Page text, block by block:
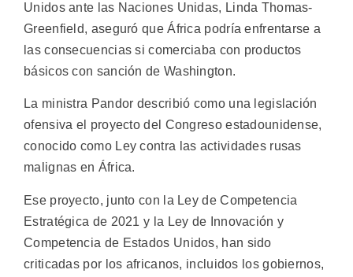
Unidos ante las Naciones Unidas, Linda Thomas-
Greenfield, aseguró que África podría enfrentarse a
las consecuencias si comerciaba con productos
básicos con sanción de Washington.
La ministra Pandor describió como una legislación
ofensiva el proyecto del Congreso estadounidense,
conocido como Ley contra las actividades rusas
malignas en África.
Ese proyecto, junto con la Ley de Competencia
Estratégica de 2021 y la Ley de Innovación y
Competencia de Estados Unidos, han sido
criticadas por los africanos, incluidos los gobiernos,